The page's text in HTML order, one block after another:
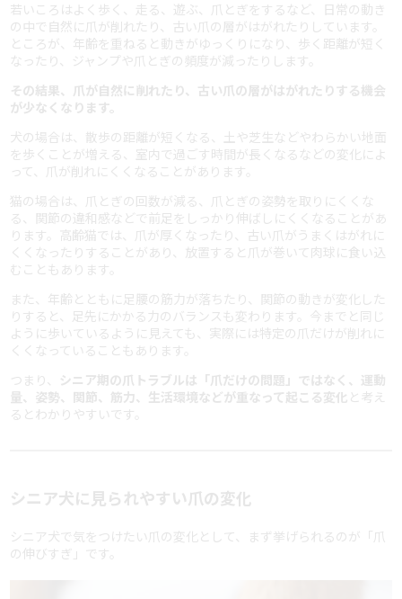
若いころはよく歩く、走る、遊ぶ、爪とぎをするなど、日常の動き
の中で自然に爪が削れたり、古い爪の層がはがれたりしています。
ところが、年齢を重ねると動きがゆっくりになり、歩く距離が短く
なったり、ジャンプや爪とぎの頻度が減ったりします。
その結果、爪が自然に削れたり、古い爪の層がはがれたりする機会
が少なくなります。
犬の場合は、散歩の距離が短くなる、土や芝生などやわらかい地面
を歩くことが増える、室内で過ごす時間が長くなるなどの変化によ
って、爪が削れにくくなることがあります。
猫の場合は、爪とぎの回数が減る、爪とぎの姿勢を取りにくくな
る、関節の違和感などで前足をしっかり伸ばしにくくなることがあ
ります。高齢猫では、爪が厚くなったり、古い爪がうまくはがれに
くくなったりすることがあり、放置すると爪が巻いて肉球に食い込
むこともあります。
また、年齢とともに足腰の筋力が落ちたり、関節の動きが変化した
りすると、足先にかかる力のバランスも変わります。今までと同じ
ように歩いているように見えても、実際には特定の爪だけが削れに
くくなっていることもあります。
つまり、
シニア期の爪トラブルは「爪だけの問題」ではなく、運動
量、姿勢、関節、筋力、生活環境などが重なって起こる変化 と考え
るとわかりやすいです。
シニア犬に見られやすい爪の変化
シニア犬で気をつけたい爪の変化として、まず挙げられるのが「爪
の伸びすぎ」です。